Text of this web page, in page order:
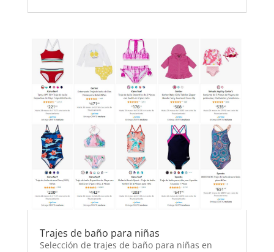
Trajes de baño para niñas
Selección de trajes de baño para niñas en